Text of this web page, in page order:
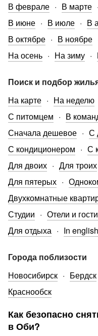
В феврале
В марте
В июне
В июле В
В октябре
В ноябре
На осень
На зиму
Поиск и подбор
На карте
На неделю
С питомцем
В
Сначала дешевое
С
С кондиционером
С
Для двоих
Для троих
Для пятерых
Двухкомнатные
Студии
Отели и
Для отдыха
In english
Города поблизости
Новосибирск
Бердск
Краснообск
Как безопасно
в Оби?